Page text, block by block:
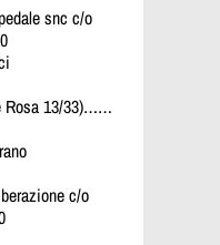
snc c/o
Rosa 13/33)……
c/o